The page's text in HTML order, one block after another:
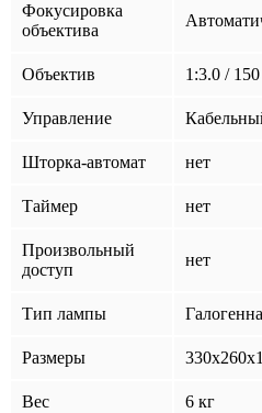
Фокусировка
объектива
Объектив 1:3.0 / 150
Управление
Шторка-автомат нет
Таймер нет
Произвольный
доступ
нет
Тип лампы
Размеры
Вес 6 кг